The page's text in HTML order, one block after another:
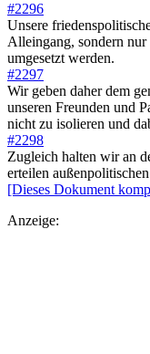
#2296
Unsere
Alleingang, sondern
umgesetzt werden.
#2297
Wir geben daher dem
unseren Freunden und
nicht zu isolieren und
#2298
Zugleich halten wir an
erteilen
[Dieses Dokument
Anzeige: